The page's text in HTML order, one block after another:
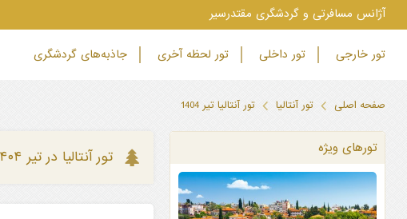
‫آژانس مسافرتی و گردشگری مقتدرسیر
تور خارجی تور داخلی تور لحظه آخری جاذبه‌های گردشگری
صفحه اصلی تور آنتالیا تور آنتالیا تیر 1404
تور آنتالیا در تیر ۱۴۰۴ تورهای ویژه